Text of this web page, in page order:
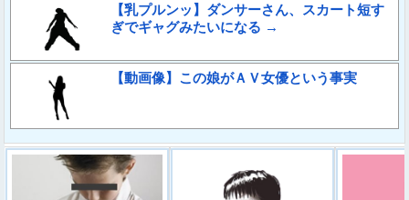
【乳プルンッ】ダンサーさん、スカート短す
ぎでギャグみたいになる →
【動画像】この娘がＡＶ女優という事実